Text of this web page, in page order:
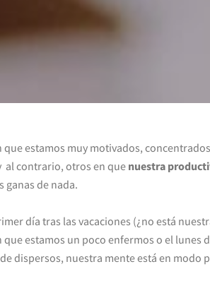
estamos muy motivados,
al contrario, otros en que nuestra
ganas de nada.
día tras las vacaciones (¿no está
estamos un poco enfermos o el lunes
dispersos, nuestra mente está en modo